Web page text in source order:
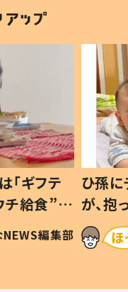
「ギフテ
チ給食”を
令和の親
NEWS編集部
ひ孫
が、
「涙が
い」